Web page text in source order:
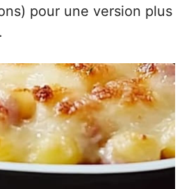
pour une version plus